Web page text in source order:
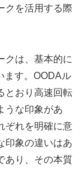
クを活用する際
クは、基本的に
ます。OODAル
とおり高速回転
うな印象があ
ぞれを明確に意
印象の違いはあ
あり、その本質